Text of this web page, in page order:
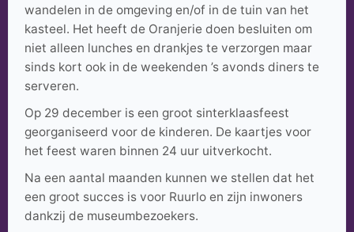
wandelen in de omgeving en/of in de tuin van het
kasteel. Het heeft de Oranjerie doen besluiten om
niet alleen lunches en drankjes te verzorgen maar
sinds kort ook in de weekenden ’s avonds diners te
serveren.
Op 29 december is een groot sinterklaasfeest
georganiseerd voor de kinderen. De kaartjes voor
het feest waren binnen 24 uur uitverkocht.
Na een aantal maanden kunnen we stellen dat het
een groot succes is voor Ruurlo en zijn inwoners
dankzij de museumbezoekers.